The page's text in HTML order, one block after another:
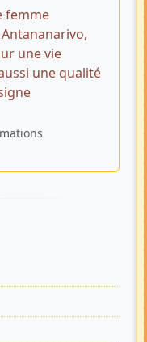
femme
une vie
une qualité